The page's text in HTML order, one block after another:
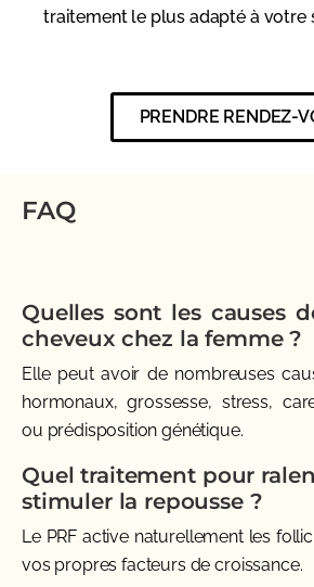
traitement le plus adapté à votre
PRENDRE RENDEZ-
FAQ
Quelles sont les causes
cheveux chez la femme ?
Elle peut avoir de nombreuses
hormonaux, grossesse, stress,
ou prédisposition génétique.
Quel traitement pour
stimuler la repousse ?
Le PRF active naturellement les
vos propres facteurs de croissance.